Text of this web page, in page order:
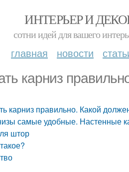
ИНТЕРЬЕР И
сотни идей для вашего
главная новости
карниз
карниз правильно. Какой
самые удобные. Настенные
штор